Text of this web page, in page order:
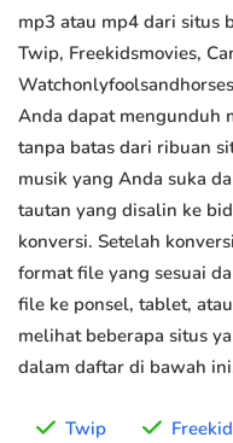
mp3 atau mp4 dari situs
Twip, Freekidsmovies,
Anda dapat mengunduh
tanpa batas dari ribuan
musik yang Anda suka
tautan yang disalin ke
konversi. Setelah
format file yang sesuai
file ke ponsel, tablet,
melihat beberapa situs
dalam daftar di bawah
Twip